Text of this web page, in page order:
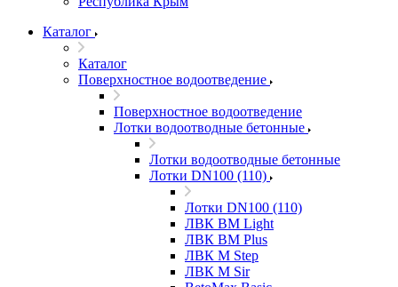
Каталог
Каталог
Поверхностное водоотведение
Поверхностное водоотведение
Лотки водоотводные бетонные
Лотки водоотводные бетонные
Лотки DN100 (110)
Лотки DN100 (110)
ЛВК ВМ Light
ЛВК ВМ Plus
ЛВК М Step
ЛВК М Sir